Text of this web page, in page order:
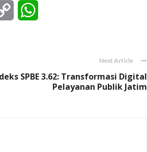
Copy
Next Article
SPBE 3.62: Transformasi Digital
Pelayanan Publik Jatim